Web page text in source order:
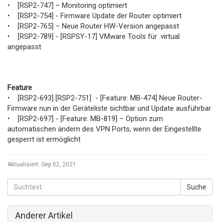
• [RSP2-747] – Monitoring optimiert
• [RSP2-754] - Firmware Update der Router optimiert
• [RSP2-765] – Neue Router HW-Version angepasst
• [RSP2-789] - [RSPSY-17] VMware Tools für .virtual
angepasst
Feature
• [RSP2-693] [RSP2-751] - [Feature: MB-474] Neue Router-
Firmware nun in der Geräteliste sichtbar und Update ausführbar
• [RSP2-697] - [Feature: MB-819] – Option zum
automatischen ändern des VPN Ports, wenn der Eingestellte
gesperrt ist ermöglicht
Aktualisiert: Sep 02, 2021
Anderer Artikel